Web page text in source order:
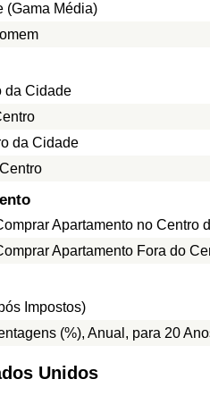
(Gama Média)
da Cidade
da Cidade
Apartamento no Centro
Apartamento Fora do
Impostos)
(%), Anual, para 20
Unidos